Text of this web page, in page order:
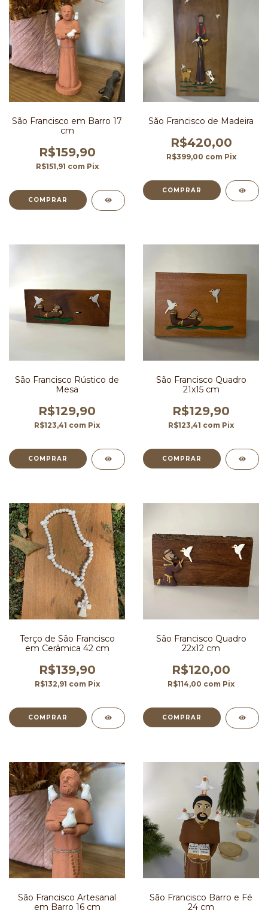
São Francisco em Barro 17
cm
R$159,90
R$151,91 com Pix
São Francisco de Madeira
R$420,00
R$399,00 com Pix
São Francisco Rústico de
Mesa
R$129,90
R$123,41 com Pix
São Francisco Quadro
21x15 cm
R$129,90
R$123,41 com Pix
Terço de São Francisco
em Cerâmica 42 cm
R$139,90
R$132,91 com Pix
São Francisco Quadro
22x12 cm
R$120,00
R$114,00 com Pix
São Francisco Artesanal
em Barro 16 cm
São Francisco Barro e Fé
24 cm